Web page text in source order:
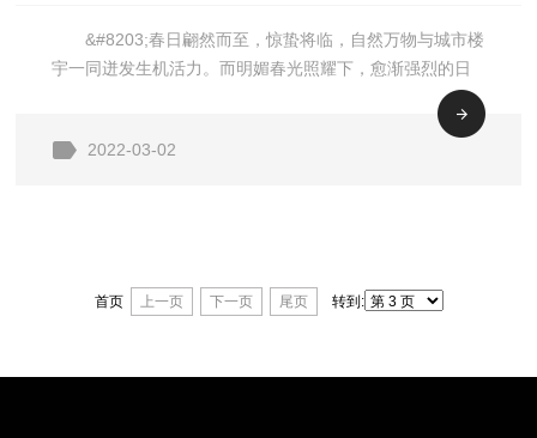
Whoo后天气丹花献光彩白焕亮精
&#8203;春日翩然而至，惊蛰将临，自然万物与城市楼
宇一同迸发生机活力。而明媚春光照耀下，愈渐强烈的日
晒也为肌肤带来新一季的美白挑战。同时，换季时节的冷
暖交织、越发紧凑的生活日程，亦悄然引发干燥、粗糙等
多重危机2022-03-02
首页 上一页 下一页 尾页 转到: